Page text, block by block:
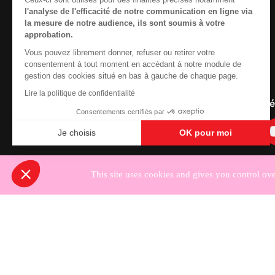
l'analyse de l'efficacité de notre communication en ligne via
la mesure de notre audience, ils sont soumis à votre
approbation.
Vous pouvez librement donner, refuser ou retirer votre
consentement à tout moment en accédant à notre module de
gestion des cookies situé en bas à gauche de chaque page.
Lire la politique de confidentialité
Consentements certifiés par
Je choisis OK pour moi
Plateforme de Gestion du Consentement :
Notre plateforme vous permet d'adapter et de gérer
Contactez-nous
Newsletter
Nous suivre sur les
This site uses cookies and gives you control